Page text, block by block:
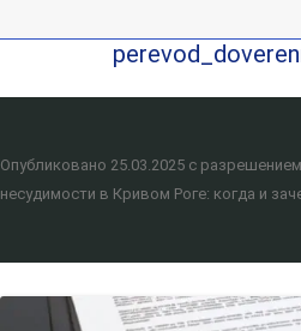
Опубликовано 25.03.2025 с разрешением
несудимости в Кривом Роге: когда и